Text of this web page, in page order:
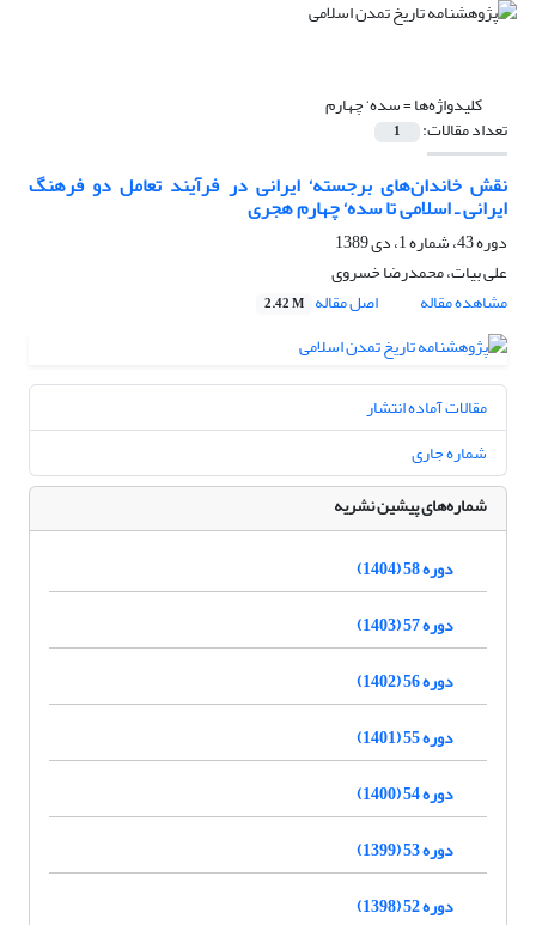
کلیدواژه‌ها =سده‘ چهارم
تعداد مقالات: 1
نقش خاندان‌های برجست‍ه‘‌ ایرانی در فرآیند تعامل دو فرهنگ
ایرانی ـ اسلامی تا سده‘‌ چهارم هجری
دوره 43، شماره 1، دی 1389
علی بیات، محمدرضا خسروی
مشاهده مقاله
اصل مقاله 2.42 M
مقالات آماده انتشار
شماره جاری
شماره‌های پیشین نشریه
دوره 58 (1404)
دوره 57 (1403)
دوره 56 (1402)
دوره 55 (1401)
دوره 54 (1400)
دوره 53 (1399)
دوره 52 (1398)